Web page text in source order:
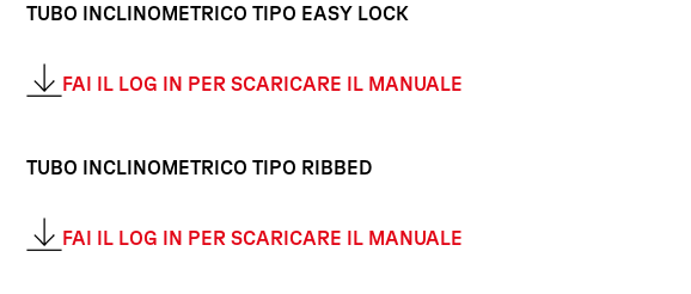
TUBO INCLINOMETRICO TIPO EASY LOCK
FAI IL LOG IN PER SCARICARE IL MANUALE
TUBO INCLINOMETRICO TIPO RIBBED
FAI IL LOG IN PER SCARICARE IL MANUALE